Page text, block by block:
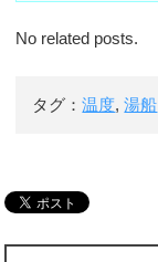
No related posts.
タグ：温度,湯船